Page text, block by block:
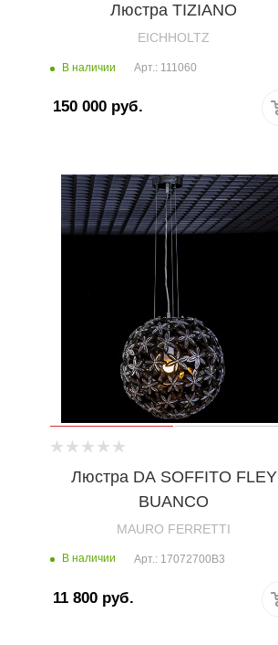
Люстра TIZIANO
EICHHOLTZ
В наличии Арт.: 111060
150 000 руб.
Люстра DA SOFFITO FLEY
BUANCO
MAURO FERRETTI
В наличии Арт.: 17072700B3
11 800 руб.